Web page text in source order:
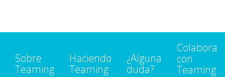
Sobre
Teaming
Haciendo
Teaming
¿Alguna
duda?
Colabora
con
Teaming